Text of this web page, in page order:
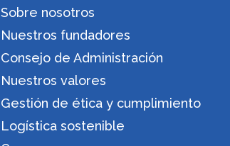
Sobre nosotros
Nuestros fundadores
Consejo de Administración
Nuestros valores
Gestión de ética y cumplimiento
Logística sostenible